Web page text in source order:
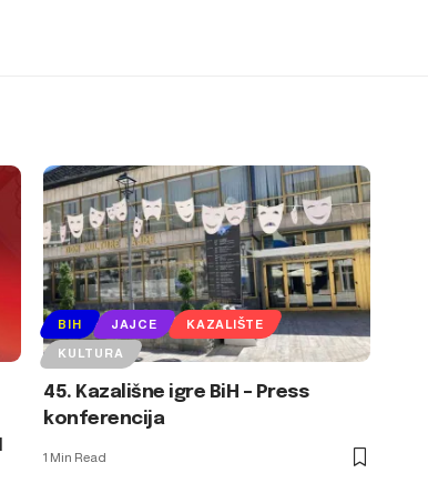
BIH JAJCE KAZALIŠTE
KULTURA
45. Kazališne igre BiH – Press
konferencija
1 Min Read